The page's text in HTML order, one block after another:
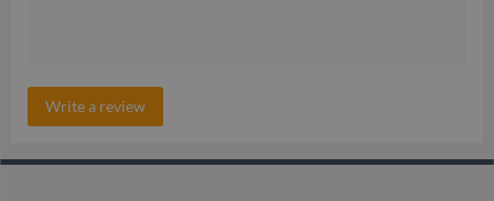
Write a review